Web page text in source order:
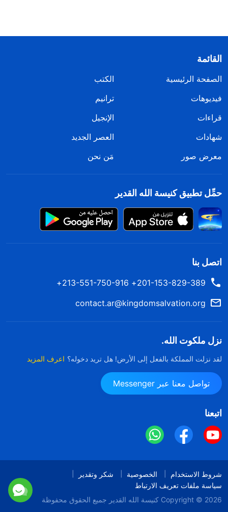
القائمة
الصفحة الرئيسية
الكتب
فيديوهات
ترانيم
قراءات
الإنجيل
شهادات
العصر الجديد
معرض صور
مَن نحن
حمِّل تطبيق كنيسة الله القدير
اتصل بنا
201-153-829-389+ 213-551-750-916+
contact.ar@kingdomsalvation.org
نزل ملكوت الله.
لقد نزلت المملكة بالفعل إلى الأرض! هل تريد دخوله؟ اعرف المزيد
تواصل معنا عبر Messenger
اتبعنا
شروط الاستخدام الخصوصية
شكر وتقدير
سياسة ملفات تعريف الارتباط
Copyright © 2026 كنيسة الله القدير جميع الحقوق محفوظة